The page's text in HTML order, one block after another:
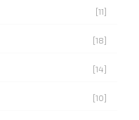
[11]
[18]
[14]
[10]